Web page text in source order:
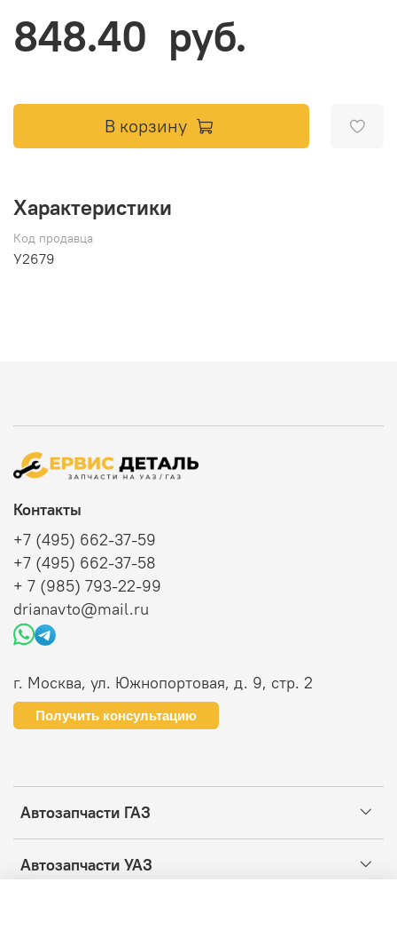
848.40 руб.
В корзину
Характеристики
Код продавца
У2679
Автозапчасти ГАЗ
Автозапчасти УАЗ
Контакты
+7 (495) 662-37-59
+7 (495) 662-37-58
+ 7 (985) 793-22-99
drianavto@mail.ru
г. Москва, ул. Южнопортовая, д. 9, стр. 2
Получить консультацию